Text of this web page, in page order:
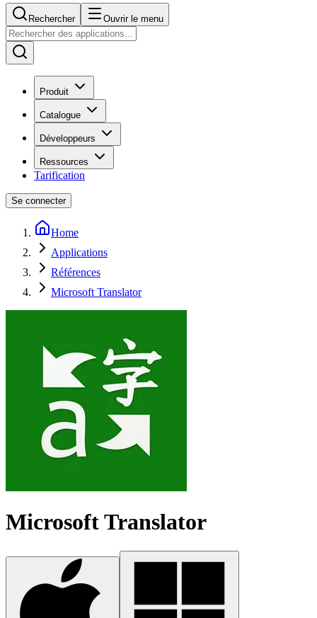
Rechercher Ouvrir le menu
Produit
Catalogue
Développeurs
Ressources
Tarification
Se connecter
Home
Applications
Références
Microsoft Translator
Microsoft Translator